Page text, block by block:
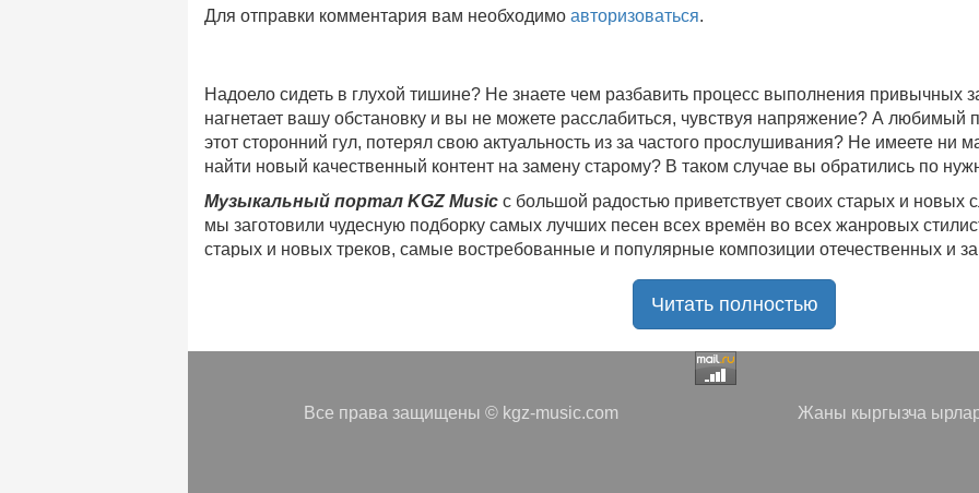
Для отправки комментария вам необходимо авторизоваться.
Надоело сидеть в глухой тишине? Не знаете чем разбавить процесс выполнения
нагнетает вашу обстановку и вы не можете расслабиться, чувствуя напряжение? А любимый
этот сторонний гул, потерял свою актуальность из за частого прослушивания? Не имеете ни
найти новый качественный контент на замену старому? В таком случае вы обратились по
Музыкальный портал KGZ Music с большой радостью приветствует своих старых и новых
мы заготовили чудесную подборку самых лучших песен всех времён во всех жанровых
старых и новых треков, самые востребованные и популярные композиции отечественных и
Мы предоставляем вашему вниманию богатую коллекцию качественной музыки в
Самые свежие альбомы
и новые релизы этого
Регулярные обновления, постоянные новинки, большой музыкальный ассортимент на любой
платформе KGZ Music. Наша команда с большой ответственностью подходит к созданию
в различных музыкальных направлениях.
Читать полностью
Все права защищены © kgz-music.com Жаны кыргызча